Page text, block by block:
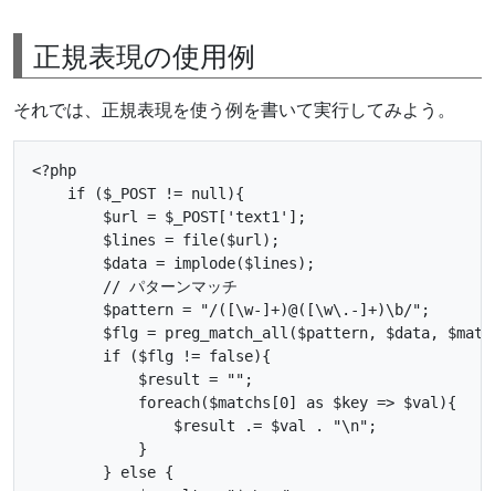
正規表現の使用例
それでは、正規表現を使う例を書いて実行してみよう。
<?php
    if ($_POST != null){
        $url = $_POST['text1'];
        $lines = file($url);
        $data = implode($lines);
        // パターンマッチ
        $pattern = "/([\w-]+)@([\w\.-]+)\b/";
$flg = preg_match_all($pattern, $data,
        if ($flg != false){
            $result = "";
            foreach($matchs[0] as $key => $val){
                $result .= $val . "\n";
            }
        } else {